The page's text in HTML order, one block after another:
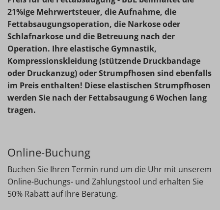
21%ige Mehrwertsteuer, die Aufnahme, die
Fettabsaugungsoperation, die Narkose oder
Schlafnarkose und die Betreuung nach der
Operation. Ihre elastische Gymnastik,
Kompressionskleidung (stützende Druckbandage
oder Druckanzug) oder Strumpfhosen sind ebenfalls
im Preis enthalten! Diese elastischen Strumpfhosen
werden Sie nach der Fettabsaugung 6 Wochen lang
tragen.
Online-Buchung
Buchen Sie Ihren Termin rund um die Uhr mit unserem
Online-Buchungs- und Zahlungstool und erhalten Sie
50% Rabatt auf Ihre Beratung.